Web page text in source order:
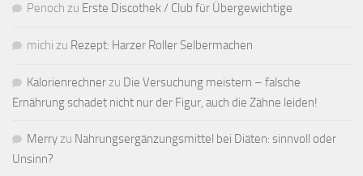
Penoch zu Erste Discothek / Club für Übergewichtige
michi zu Rezept: Harzer Roller Selbermachen
Kalorienrechnerzu Die Versuchung meistern – falsche
Ernährung schadet nicht nur der Figur, auch die Zähne leiden!
Merryzu Nahrungsergänzungsmittel bei Diäten: sinnvoll oder
Unsinn?